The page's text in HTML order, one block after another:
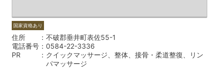
国家資格あり
住所
不破郡垂井町表佐55-1
電話番号
0584-22-3336
PR
クイックマッサージ、整体、接骨・柔道整復、リン
パマッサージ